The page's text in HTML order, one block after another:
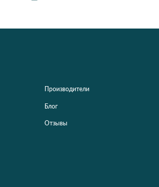
Производители
Блог
Отзывы